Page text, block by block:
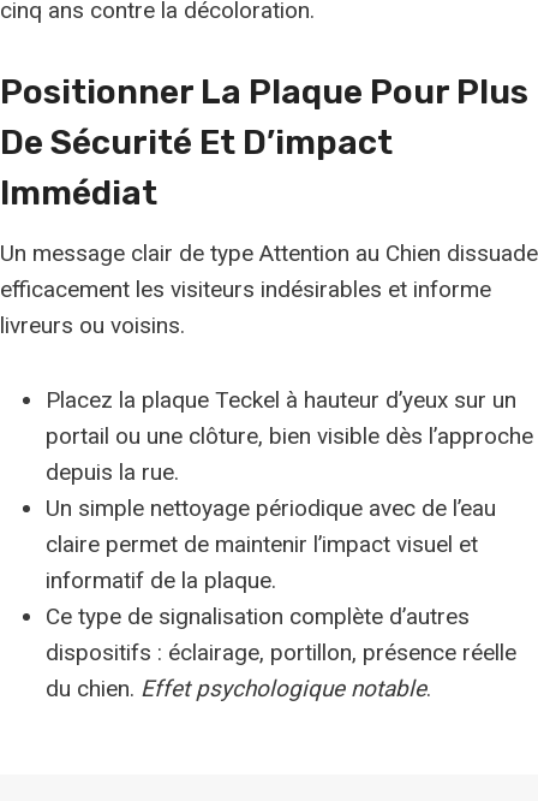
cinq ans contre la décoloration.
Positionner La Plaque Pour Plus
De Sécurité Et D’impact
Immédiat
Un message clair de type Attention au Chien dissuade
efficacement les visiteurs indésirables et informe
livreurs ou voisins.
Placez la plaque Teckel à hauteur d’yeux sur un
portail ou une clôture, bien visible dès l’approche
depuis la rue.
Un simple nettoyage périodique avec de l’eau
claire permet de maintenir l’impact visuel et
informatif de la plaque.
Ce type de signalisation complète d’autres
dispositifs : éclairage, portillon, présence réelle
du chien. Effet psychologique notable.